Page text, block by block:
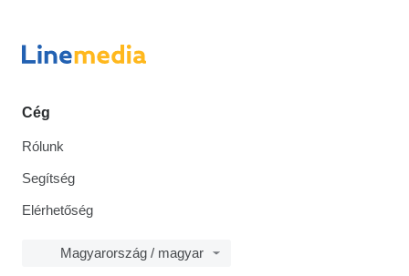
Cég
Rólunk
Segítség
Elérhetőség
Magyarország / magyar